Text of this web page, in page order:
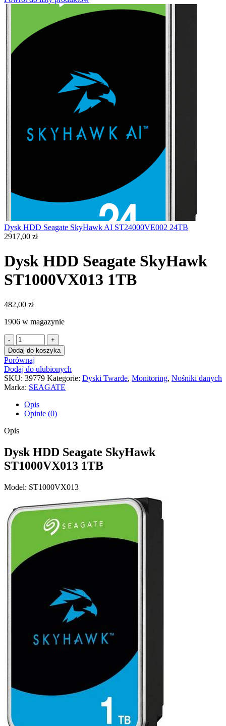
Dysk HDD Seagate SkyHawk AI ST24000VE002 24TB
2917,00 zł
Dysk HDD Seagate SkyHawk
ST1000VX013 1TB
482,00 zł
1906 w magazynie
ilość
Dysk
HDD
Seagate
SkyHawk
ST1000VX013
1TB
Dodaj do koszyka
Porównaj
Dodaj do ulubionych
SKU: 39779 Kategorie: Dyski Twarde, Monitoring, Nośniki danych
Marka: SEAGATE
Opis
Opinie (0)
Opis
Dysk HDD Seagate SkyHawk
ST1000VX013 1TB
Model: ST1000VX013